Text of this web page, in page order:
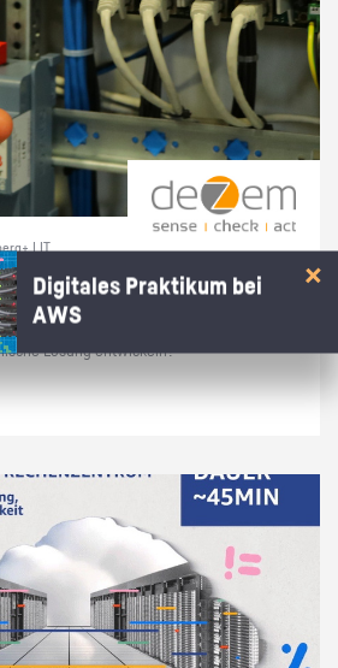
| IT
Tech­nik
Raspber­ry Pi's/Py­thon be­schäf­tigt und
Lö­sung ent­wi­ckeln?
Digitales Praktikum bei
AWS